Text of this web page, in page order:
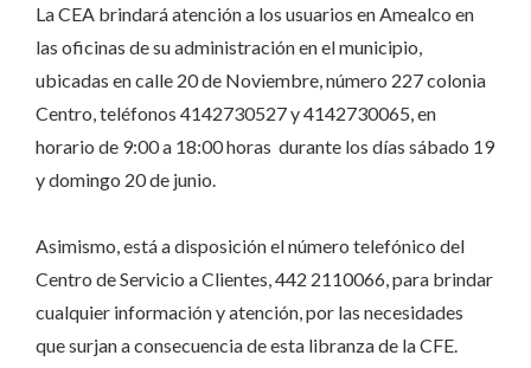
La CEA brindará atención a los usuarios en Amealco en
las oficinas de su administración en el municipio,
ubicadas en calle 20 de Noviembre, número 227 colonia
Centro, teléfonos 4142730527 y 4142730065, en
horario de 9:00 a 18:00 horas durante los días sábado 19
y domingo 20 de junio.
Asimismo, está a disposición el número telefónico del
Centro de Servicio a Clientes, 442 2110066, para brindar
cualquier información y atención, por las necesidades
que surjan a consecuencia de esta libranza de la CFE.